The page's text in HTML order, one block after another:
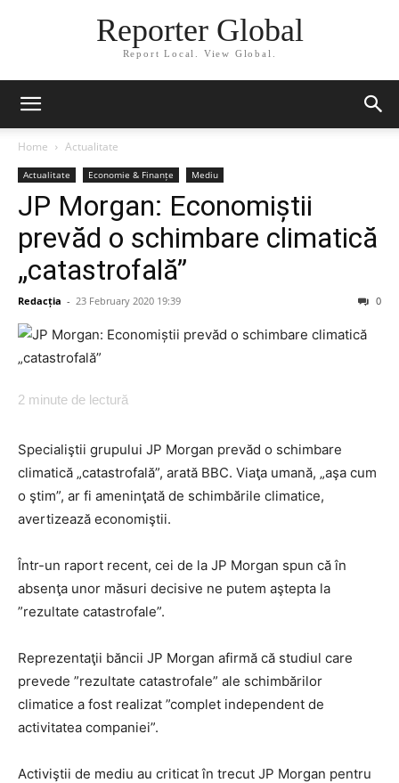
Reporter Global
Report Local. View Global.
Home Actualitate
Actualitate Economie & Finanțe Mediu
JP Morgan: Economiștii
prevăd o schimbare climatică
„catastrofală”
Redacția - 23 February 2020 19:39 0
2 minute de lectură
Specialiştii grupului JP Morgan prevăd o schimbare
climatică „catastrofală”, arată BBC. Viaţa umană, „aşa cum
o ştim”, ar fi ameninţată de schimbările climatice,
avertizează economiştii.
Într-un raport recent, cei de la JP Morgan spun că în
absenţa unor măsuri decisive ne putem aştepta la
”rezultate catastrofale”.
Reprezentaţii băncii JP Morgan afirmă că studiul care
prevede ”rezultate catastrofale” ale schimbărilor
climatice a fost realizat ”complet independent de
activitatea companiei”.
Activiştii de mediu au criticat în trecut JP Morgan pentru